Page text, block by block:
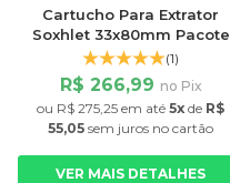
Cartucho Para Extrator
Soxhlet 33x80mm Pacote
com 25 Unidades
(1)
R$ 266,99 no Pix
ou R$ 275,25 em até 5x de R$
55,05 sem juros no cartão
VER MAIS DETALHES